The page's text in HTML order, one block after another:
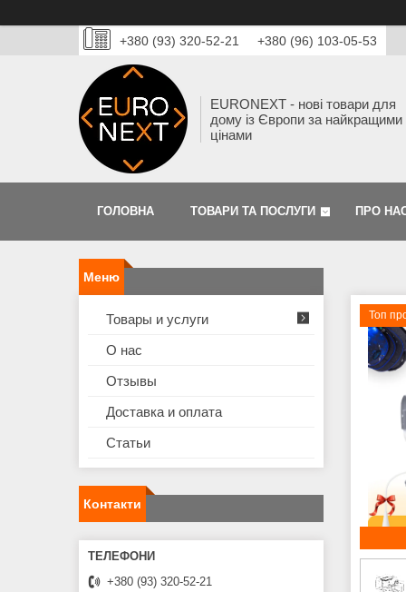
+380 (93) 320-52-21 +380 (96) 103-05-53
EURONEXT - нові товари для
дому із Європи за найкращими
цінами
ГОЛОВНА ТОВАРИ ТА ПОСЛУГИ ПРО
Топ
Товары и услуги
О нас
Отзывы
Доставка и оплата
Статьи
Контакти
+380 (93) 320-52-21